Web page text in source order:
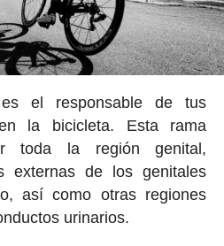
el responsable de tus
la bicicleta. Esta rama
toda la región genital,
externas de los genitales
así como otras regiones
urinarios.